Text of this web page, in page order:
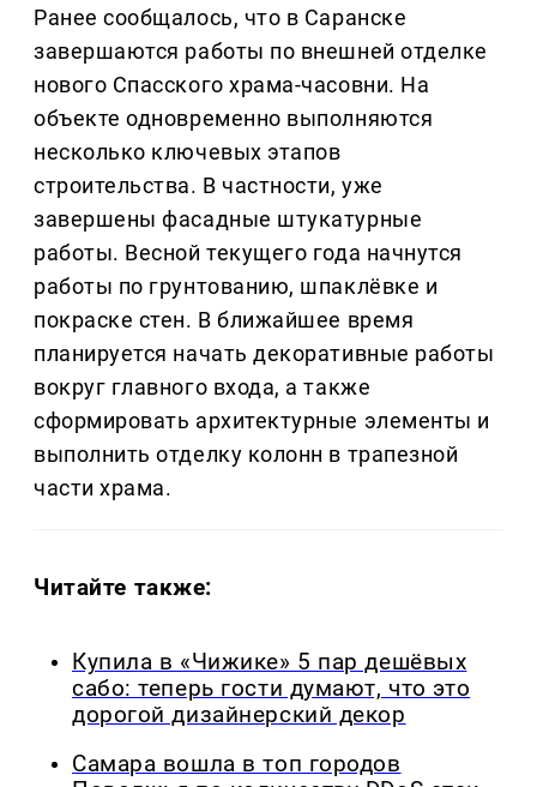
Ранее сообщалось, что в Саранске
завершаются работы по внешней отделке
нового Спасского храма-часовни. На
объекте одновременно выполняются
несколько ключевых этапов
строительства. В частности, уже
завершены фасадные штукатурные
работы. Весной текущего года начнутся
работы по грунтованию, шпаклёвке и
покраске стен. В ближайшее время
планируется начать декоративные работы
вокруг главного входа, а также
сформировать архитектурные элементы и
выполнить отделку колонн в трапезной
части храма.
Читайте также:
Купила в «Чижике» 5 пар дешёвых
сабо: теперь гости думают, что это
дорогой дизайнерский декор
Самара вошла в топ городов